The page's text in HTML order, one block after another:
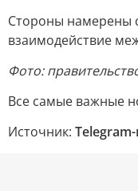
Стороны намерены
взаимодействие
Фото:
Все самые важные
Источник: